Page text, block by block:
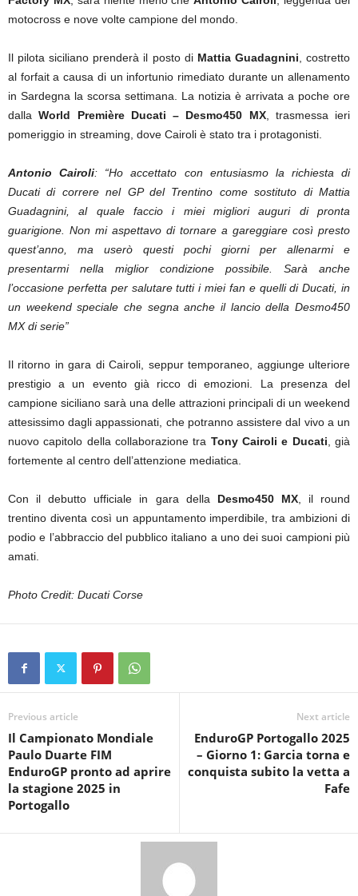
motocross e nove volte campione del mondo.
Il pilota siciliano prenderà il posto di Mattia Guadagnini, costretto
al forfait a causa di un infortunio rimediato durante un allenamento
in Sardegna la scorsa settimana. La notizia è arrivata a poche ore
dallaWorld Première Ducati – Desmo450 MX, trasmessa ieri
pomeriggio in streaming, dove Cairoli è stato tra i protagonisti.
Antonio Cairoli: “Ho accettato con entusiasmo la richiesta di
Ducati di correre nel GP del Trentino come sostituto di Mattia
Guadagnini, al quale faccio i miei migliori auguri di pronta
guarigione. Non mi aspettavo di tornare a gareggiare così presto
quest’anno, ma userò questi pochi giorni per allenarmi e
presentarmi nella miglior condizione possibile. Sarà anche
l’occasione perfetta per salutare tutti i miei fan e quelli di Ducati, in
un weekend speciale che segna anche il lancio della Desmo450
MX di serie”
Il ritorno in gara di Cairoli, seppur temporaneo, aggiunge ulteriore
prestigio a un evento già ricco di emozioni. La presenza del
campione siciliano sarà una delle attrazioni principali di un weekend
attesissimo dagli appassionati, che potranno assistere dal vivo a un
nuovo capitolo della collaborazione tra Tony Cairoli e Ducati, già
fortemente al centro dell’attenzione mediatica.
Con il debutto ufficiale in gara della Desmo450 MX, il round
trentino diventa così un appuntamento imperdibile, tra ambizioni di
podio e l’abbraccio del pubblico italiano a uno dei suoi campioni più
amati.
Photo Credit: Ducati Corse
Previous article
Il Campionato Mondiale
Paulo Duarte FIM
EnduroGP pronto ad aprire
la stagione 2025 in
Portogallo
Next article
EnduroGP Portogallo 2025
– Giorno 1: Garcia torna e
conquista subito la vetta a
Fafe